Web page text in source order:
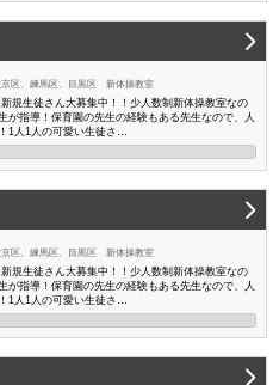
区、練馬区、目黒区 新体操教室
生徒さん大募集中！！少人数制新体操教室なの
が指導！保育園の先生の経験もある先生なので、人
1人1人の可愛い生徒さ…
区、練馬区、目黒区 新体操教室
生徒さん大募集中！！少人数制新体操教室なの
が指導！保育園の先生の経験もある先生なので、人
1人1人の可愛い生徒さ…